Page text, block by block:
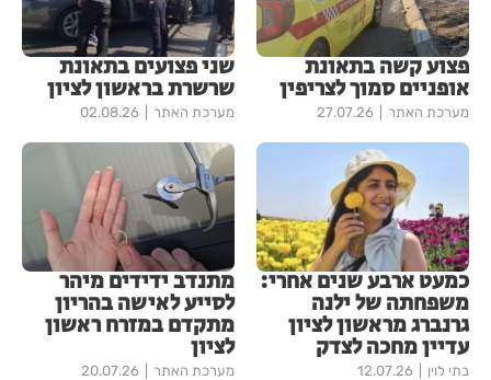
פצוע קשה בתאונת
אופניים סמוך לצריפין
מערכת האתר 27.07.26
שני פצועים בתאונת
שרשרת בראשון לציון
מערכת האתר 02.08.26
כמעט ארבע שנים אחרי:
משפחתה של ילנה
גרנברג מראשון לציון
עדיין מחכה לצדק
בתי לוין 12.07.26
מתנדב ידידים מיהר
לסייע לאישה בהריון
מתקדם במזרח ראשון
לציון
מערכת האתר 20.07.26